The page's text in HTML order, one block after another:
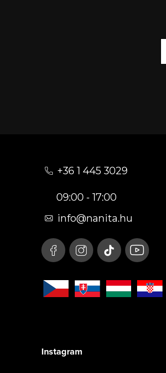
+36 1 445 3029
09:00 - 17:00
info@nanita.hu
Instagram